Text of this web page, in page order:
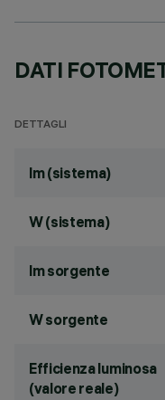
DATI
DETTAGLI
lm (sistema)
W (sistema)
lm sorgente
W sorgente
Efficienza luminosa
(valore reale)